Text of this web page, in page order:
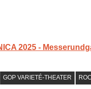
2025 -
GOP VARIETÉ-THEATER